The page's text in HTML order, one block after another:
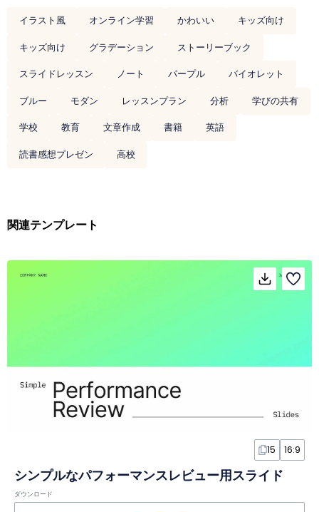
イラスト風 オンライン学習 かわいい
キッズ向け
キッズ向け
グラデーション
ストーリーブック
スライドレッスン
ノート パープル
バイオレット
ブルー
モダン レッスンプラン 分析
学びの共有
学校
教育 文章作成 書籍
英語
読書感想プレゼン
高校
関連テンプレート
15 16:9
シンプルなパフォーマンスレビュー用スライド
ダウンロード